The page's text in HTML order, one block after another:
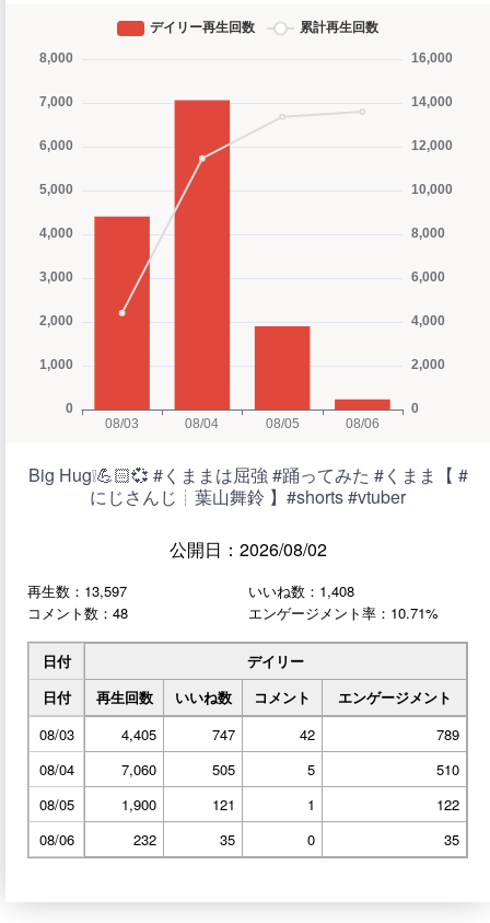
Big Hug❕💪🏻💞 #くままは屈強 #踊ってみた #くまま【 #
にじさんじ┊︎葉山舞鈴 】#shorts #vtuber
公開日：2026/08/02
再生数：13,597
いいね数：1,408
コメント数：48
エンゲージメント率：10.71%
日付
デイリー
日付
再生回数 いいね数 コメント
エンゲージメント
08/03
4,405 747 42
789
08/04
7,060 505 5
510
08/05
1,900 121 1
122
08/06
232 35 0 35